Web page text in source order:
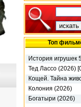
Топ
История игрушек
Тед Лассо (2026)
Кощей. Тайна
Колония (2026)
Богатыри (2026)